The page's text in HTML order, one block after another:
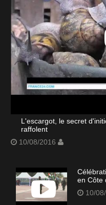
L'escargot, le secret
raffolent
10/08/2016
en Côte
10/